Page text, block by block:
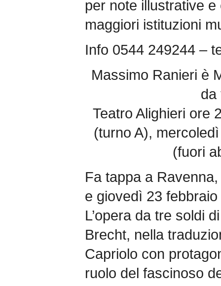
per note illustrative
maggiori istituzioni
Info 0544 249244 –
Massimo Ranieri è
da
Teatro Alighieri ore
(turno A),
(fuori
Fa tappa a
e giovedì 23
L’opera da tre soldi
Brecht, nella
Capriolo con
ruolo del fascinoso